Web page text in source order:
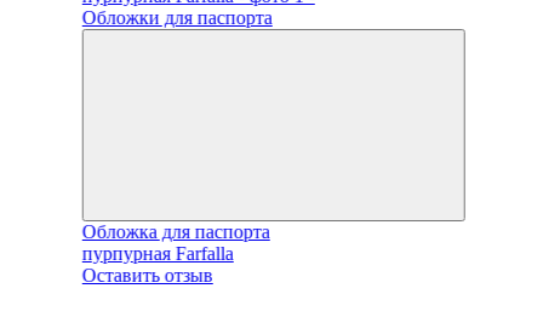
Обложка для паспорта
пурпурная Farfalla
Оставить отзыв